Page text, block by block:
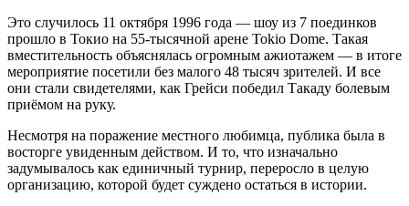
Это случилось 11 октября 1996 года — шоу из 7 поединков
прошло в Токио на 55-тысячной арене Tokio Dome. Такая
вместительность объяснялась огромным ажиотажем — в итоге
мероприятие посетили без малого 48 тысяч зрителей. И все
они стали свидетелями, как Грейси победил Такаду болевым
приёмом на руку.
Несмотря на поражение местного любимца, публика была в
восторге увиденным действом. И то, что изначально
задумывалось как единичный турнир, переросло в целую
организацию, которой будет суждено остаться в истории.